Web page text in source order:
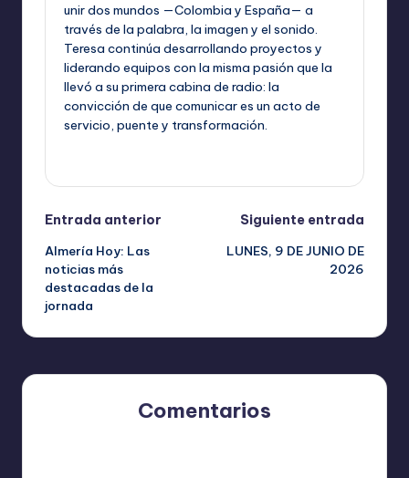
unir dos mundos —Colombia y España— a
través de la palabra, la imagen y el sonido.
Teresa continúa desarrollando proyectos y
liderando equipos con la misma pasión que la
llevó a su primera cabina de radio: la
convicción de que comunicar es un acto de
servicio, puente y transformación.
Navegación
de
entradas
Entrada anterior
Almería Hoy: Las
noticias más
destacadas de la
jornada
Siguiente entrada
LUNES, 9 DE JUNIO DE
2026
Comentarios